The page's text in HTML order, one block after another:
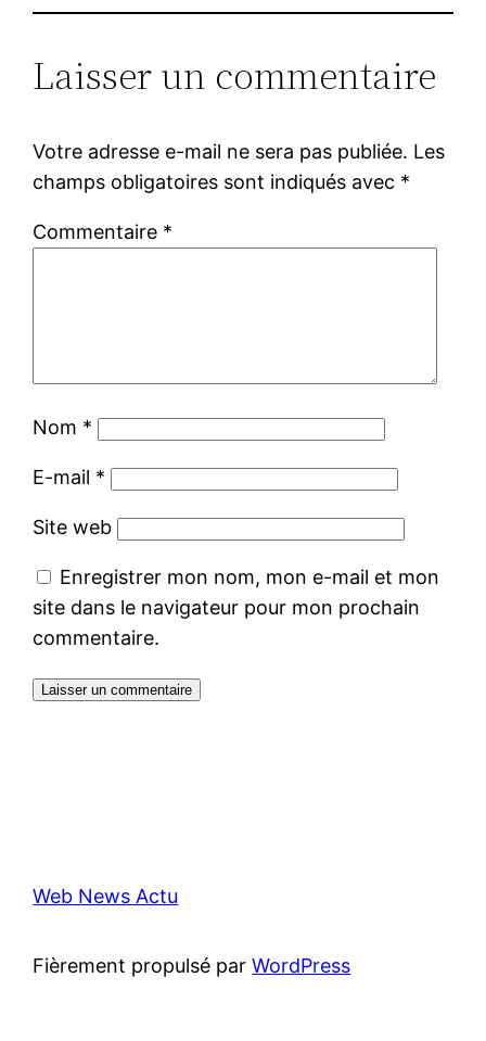
Laisser un commentaire
Votre adresse e-mail ne sera pas publiée. Les
champs obligatoires sont indiqués avec *
Commentaire *
Nom *
E-mail *
Site web
Enregistrer mon nom, mon e-mail et mon
site dans le navigateur pour mon prochain
commentaire.
Web News Actu
Fièrement propulsé parWordPress